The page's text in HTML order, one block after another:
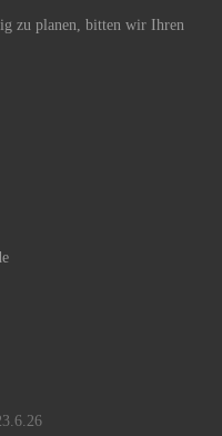
zu planen, bitten wir Ihren